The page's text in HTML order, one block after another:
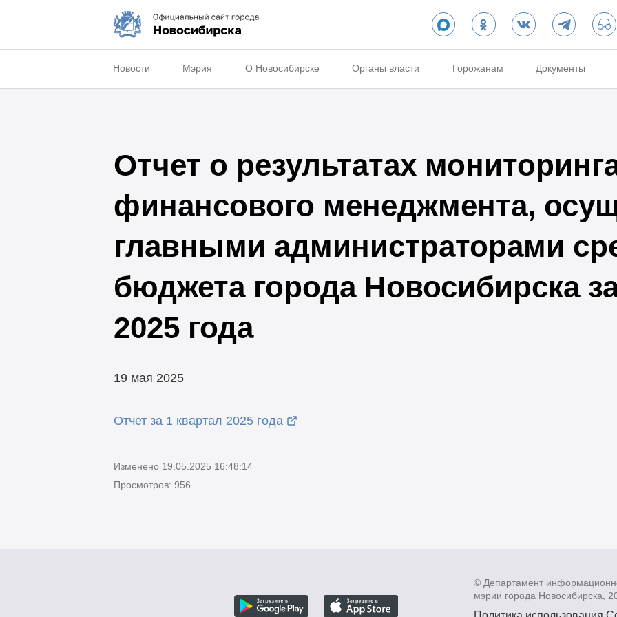
Новости Мэрия О Новосибирске Органы власти Горожанам Документы
Отчет о результатах
финансового менеджмента,
главными администраторами
бюджета города Новосибирска
2025 года
19 мая 2025
Отчет за 1 квартал 2025 года
Изменено 19.05.2025 16:48:14
Просмотров: 956
© Департамент
мэрии города Новосибирска,